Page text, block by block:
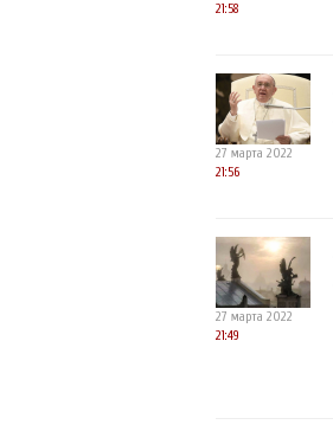
21:58
27 марта 2022
21:56
27 марта 2022
21:49